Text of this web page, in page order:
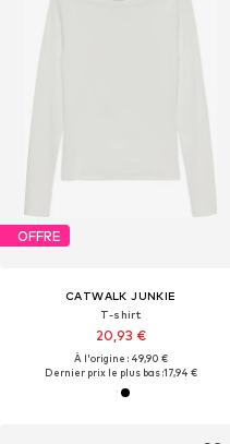
OFFRE
CATWALK JUNKIE
T-shirt
20,93 €
À l'origine : 49,90 €
Dernier prix le plus bas :17,94 €